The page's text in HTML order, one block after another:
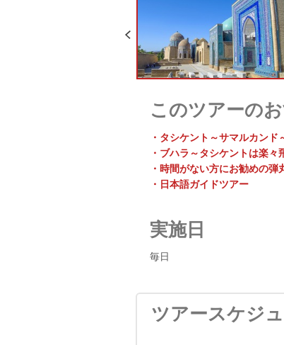
このツアーの
・タシケント～サマルカン
・ブハラ～タシケントは楽々
・時間がない方にお勧めの弾
・日本語ガイドツアー
実施日
毎日
ツアースケジ